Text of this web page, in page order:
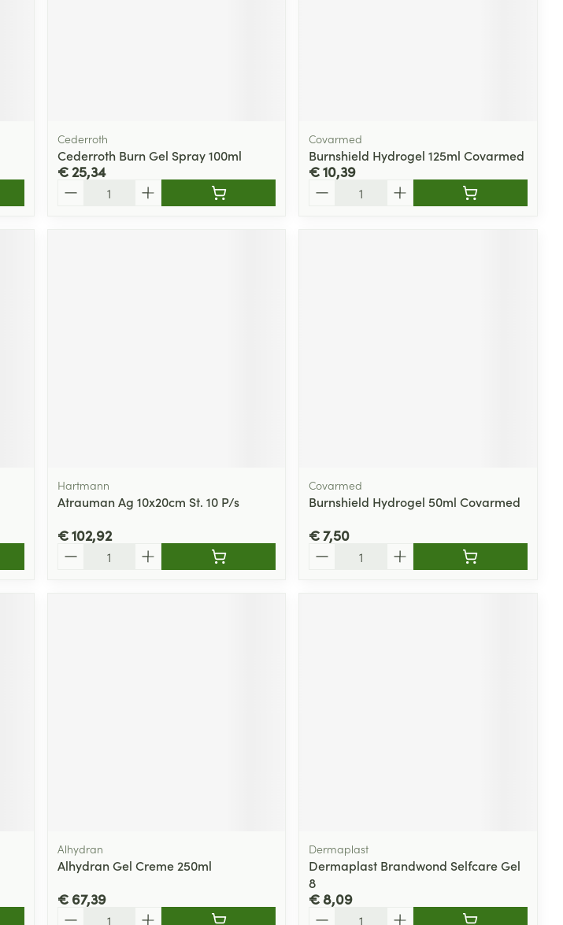
Cederroth
Cederroth Burn Gel Spray 100ml
€ 25,34
Covarmed
Burnshield Hydrogel 125ml Covarmed
€ 10,39
Hartmann
Atrauman Ag 10x20cm St. 10 P/s
€ 102,92
Covarmed
Burnshield Hydrogel 50ml Covarmed
€ 7,50
Alhydran
Alhydran Gel Creme 250ml
€ 67,39
Dermaplast
Dermaplast Brandwond Selfcare Gel
8
€ 8,09